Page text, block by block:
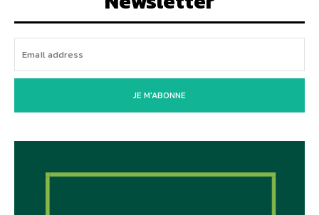
JE M'ABONNE